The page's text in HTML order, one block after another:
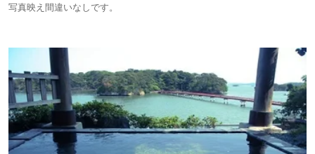
写真映え間違いなしです。